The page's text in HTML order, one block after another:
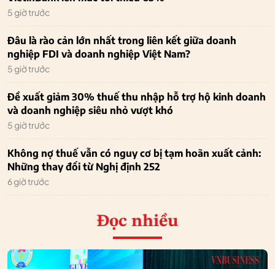
5 giờ trước
Đâu là rào cản lớn nhất trong liên kết giữa doanh
nghiệp FDI và doanh nghiệp Việt Nam?
5 giờ trước
Đề xuất giảm 30% thuế thu nhập hỗ trợ hộ kinh doanh
và doanh nghiệp siêu nhỏ vượt khó
5 giờ trước
Không nợ thuế vẫn có nguy cơ bị tạm hoãn xuất cảnh:
Những thay đổi từ Nghị định 252
6 giờ trước
Đọc nhiều